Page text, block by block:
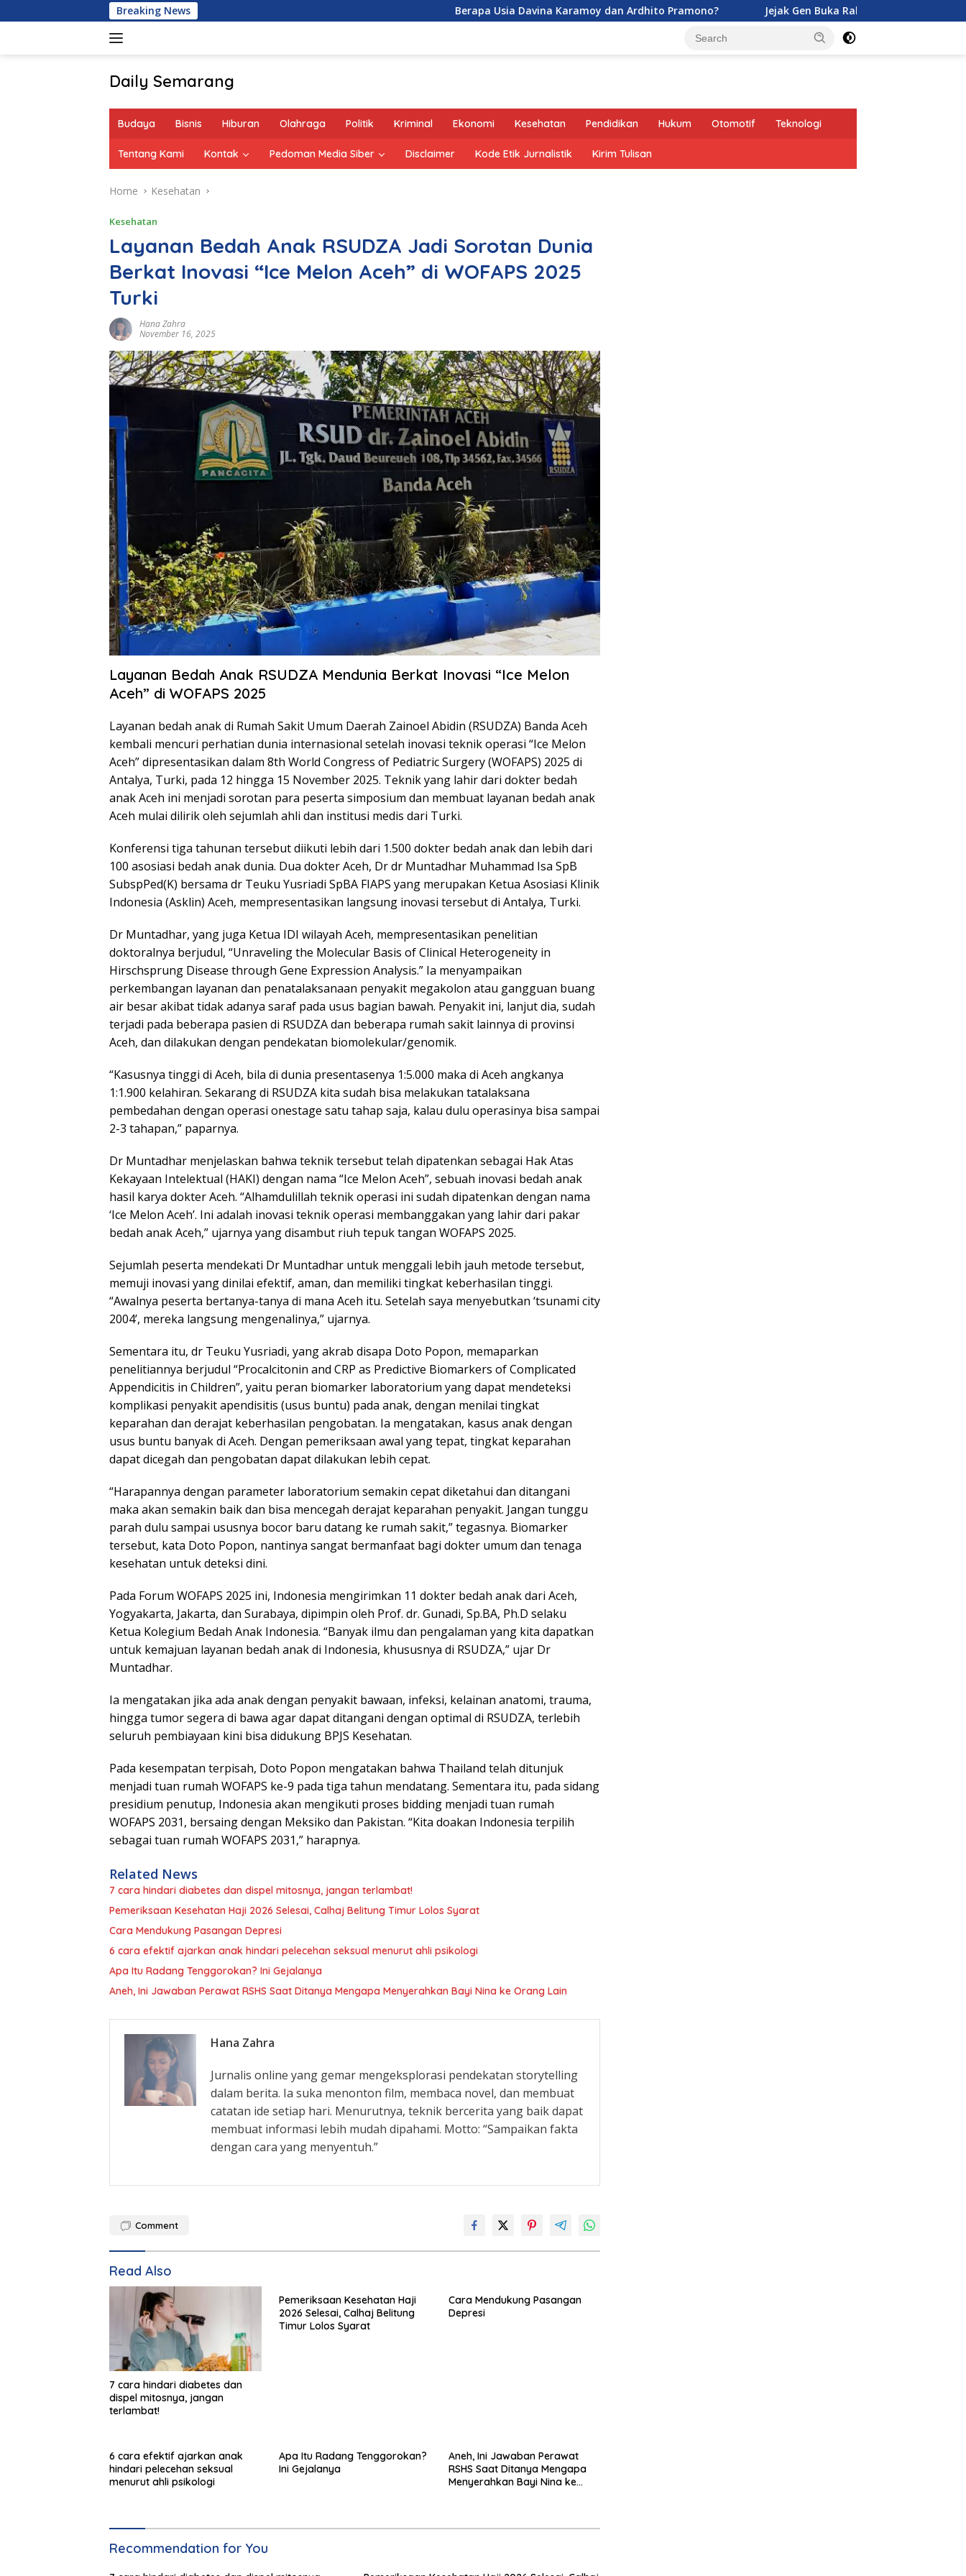
to
Breaking News Berapa Usia Davina Karamoy dan Ardhito Pramono? Jejak Gen Buka Rahasia Kucing di Eropa oleh Tentara
Daily Semarang
Hari
Informasi
Anda"
Budaya Bisnis Hiburan Olahraga Politik Kriminal Ekonomi Kesehatan Pendidikan Hukum Otomotif Teknologi
Tentang Kami Kontak Pedoman Media Siber Disclaimer Kode Etik Jurnalistik Kirim Tulisan
Home Kesehatan
Kesehatan
Layanan Bedah Anak RSUDZA Jadi Sorotan Dunia
Berkat Inovasi “Ice Melon Aceh” di WOFAPS 2025
Turki
Hana Zahra
November 16, 2025
Layanan Bedah Anak RSUDZA Mendunia Berkat Inovasi “Ice Melon
Aceh” di WOFAPS 2025
Layanan bedah anak di Rumah Sakit Umum Daerah Zainoel Abidin (RSUDZA) Banda Aceh
kembali mencuri perhatian dunia internasional setelah inovasi teknik operasi “Ice Melon
Aceh” dipresentasikan dalam 8th World Congress of Pediatric Surgery (WOFAPS) 2025 di
Antalya, Turki, pada 12 hingga 15 November 2025. Teknik yang lahir dari dokter bedah
anak Aceh ini menjadi sorotan para peserta simposium dan membuat layanan bedah anak
Aceh mulai dilirik oleh sejumlah ahli dan institusi medis dari Turki.
Konferensi tiga tahunan tersebut diikuti lebih dari 1.500 dokter bedah anak dan lebih dari
100 asosiasi bedah anak dunia. Dua dokter Aceh, Dr dr Muntadhar Muhammad Isa SpB
SubspPed(K) bersama dr Teuku Yusriadi SpBA FIAPS yang merupakan Ketua Asosiasi Klinik
Indonesia (Asklin) Aceh, mempresentasikan langsung inovasi tersebut di Antalya, Turki.
Dr Muntadhar, yang juga Ketua IDI wilayah Aceh, mempresentasikan penelitian
doktoralnya berjudul, “Unraveling the Molecular Basis of Clinical Heterogeneity in
Hirschsprung Disease through Gene Expression Analysis.” Ia menyampaikan
perkembangan layanan dan penatalaksanaan penyakit megakolon atau gangguan buang
air besar akibat tidak adanya saraf pada usus bagian bawah. Penyakit ini, lanjut dia, sudah
terjadi pada beberapa pasien di RSUDZA dan beberapa rumah sakit lainnya di provinsi
Aceh, dan dilakukan dengan pendekatan biomolekular/genomik.
“Kasusnya tinggi di Aceh, bila di dunia presentasenya 1:5.000 maka di Aceh angkanya
1:1.900 kelahiran. Sekarang di RSUDZA kita sudah bisa melakukan tatalaksana
pembedahan dengan operasi onestage satu tahap saja, kalau dulu operasinya bisa sampai
2-3 tahapan,” paparnya.
Dr Muntadhar menjelaskan bahwa teknik tersebut telah dipatenkan sebagai Hak Atas
Kekayaan Intelektual (HAKI) dengan nama “Ice Melon Aceh”, sebuah inovasi bedah anak
hasil karya dokter Aceh. “Alhamdulillah teknik operasi ini sudah dipatenkan dengan nama
‘Ice Melon Aceh’. Ini adalah inovasi teknik operasi membanggakan yang lahir dari pakar
bedah anak Aceh,” ujarnya yang disambut riuh tepuk tangan WOFAPS 2025.
Sejumlah peserta mendekati Dr Muntadhar untuk menggali lebih jauh metode tersebut,
memuji inovasi yang dinilai efektif, aman, dan memiliki tingkat keberhasilan tinggi.
“Awalnya peserta bertanya-tanya di mana Aceh itu. Setelah saya menyebutkan ‘tsunami city
2004’, mereka langsung mengenalinya,” ujarnya.
Sementara itu, dr Teuku Yusriadi, yang akrab disapa Doto Popon, memaparkan
penelitiannya berjudul “Procalcitonin and CRP as Predictive Biomarkers of Complicated
Appendicitis in Children”, yaitu peran biomarker laboratorium yang dapat mendeteksi
komplikasi penyakit apendisitis (usus buntu) pada anak, dengan menilai tingkat
keparahan dan derajat keberhasilan pengobatan. Ia mengatakan, kasus anak dengan
usus buntu banyak di Aceh. Dengan pemeriksaan awal yang tepat, tingkat keparahan
dapat dicegah dan pengobatan dapat dilakukan lebih cepat.
“Harapannya dengan parameter laboratorium semakin cepat diketahui dan ditangani
maka akan semakin baik dan bisa mencegah derajat keparahan penyakit. Jangan tunggu
parah dulu sampai ususnya bocor baru datang ke rumah sakit,” tegasnya. Biomarker
tersebut, kata Doto Popon, nantinya sangat bermanfaat bagi dokter umum dan tenaga
kesehatan untuk deteksi dini.
Pada Forum WOFAPS 2025 ini, Indonesia mengirimkan 11 dokter bedah anak dari Aceh,
Yogyakarta, Jakarta, dan Surabaya, dipimpin oleh Prof. dr. Gunadi, Sp.BA, Ph.D selaku
Ketua Kolegium Bedah Anak Indonesia. “Banyak ilmu dan pengalaman yang kita dapatkan
untuk kemajuan layanan bedah anak di Indonesia, khususnya di RSUDZA,” ujar Dr
Muntadhar.
Ia mengatakan jika ada anak dengan penyakit bawaan, infeksi, kelainan anatomi, trauma,
hingga tumor segera di bawa agar dapat ditangani dengan optimal di RSUDZA, terlebih
seluruh pembiayaan kini bisa didukung BPJS Kesehatan.
Pada kesempatan terpisah, Doto Popon mengatakan bahwa Thailand telah ditunjuk
menjadi tuan rumah WOFAPS ke-9 pada tiga tahun mendatang. Sementara itu, pada sidang
presidium penutup, Indonesia akan mengikuti proses bidding menjadi tuan rumah
WOFAPS 2031, bersaing dengan Meksiko dan Pakistan. “Kita doakan Indonesia terpilih
sebagai tuan rumah WOFAPS 2031,” harapnya.
Related News
7 cara hindari diabetes dan dispel mitosnya, jangan terlambat!
Pemeriksaan Kesehatan Haji 2026 Selesai, Calhaj Belitung Timur Lolos Syarat
Cara Mendukung Pasangan Depresi
6 cara efektif ajarkan anak hindari pelecehan seksual menurut ahli psikologi
Apa Itu Radang Tenggorokan? Ini Gejalanya
Aneh, Ini Jawaban Perawat RSHS Saat Ditanya Mengapa Menyerahkan Bayi Nina ke Orang Lain
Hana Zahra
Jurnalis online yang gemar mengeksplorasi pendekatan storytelling
dalam berita. Ia suka menonton film, membaca novel, dan membuat
catatan ide setiap hari. Menurutnya, teknik bercerita yang baik dapat
membuat informasi lebih mudah dipahami. Motto: “Sampaikan fakta
dengan cara yang menyentuh.”
Comment
Read Also
7 cara hindari diabetes dan
dispel mitosnya, jangan
terlambat!
Pemeriksaan Kesehatan Haji
2026 Selesai, Calhaj Belitung
Timur Lolos Syarat
Cara Mendukung Pasangan
Depresi
6 cara efektif ajarkan anak
hindari pelecehan seksual
menurut ahli psikologi
Apa Itu Radang Tenggorokan?
Ini Gejalanya
Aneh, Ini Jawaban Perawat
RSHS Saat Ditanya Mengapa
Menyerahkan Bayi Nina ke
Recommendation for You